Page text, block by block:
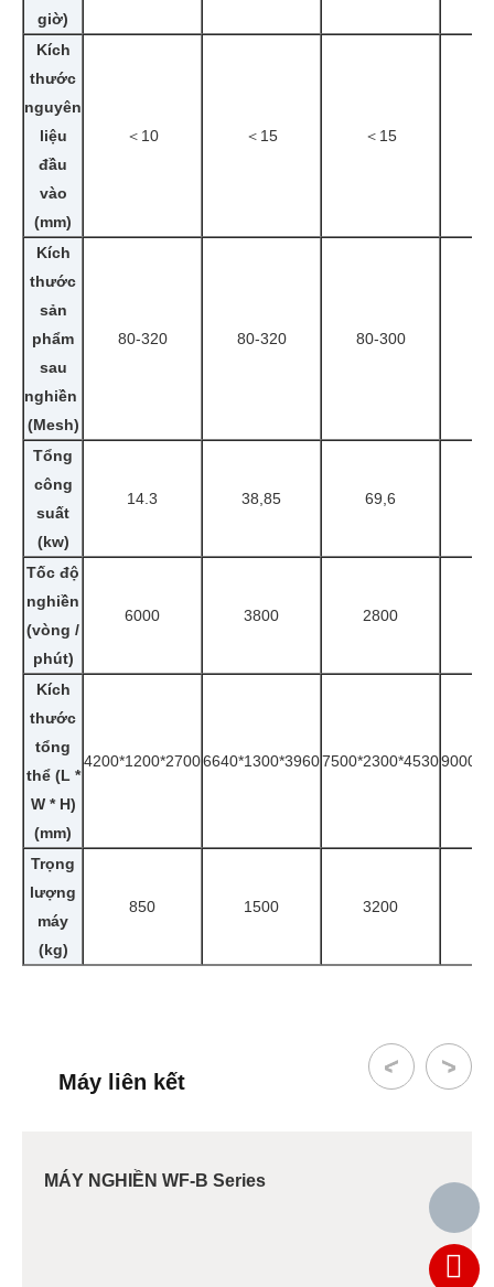
giờ)
Kích
thước
nguyên
liệu
đầu
vào
(mm)
＜10 ＜15 ＜15
Kích
thước
sản
phẩm
sau
nghiền
(Mesh)
80-320 80-320 80-300
Tổng
công
suất
(kw)
14.3 38,85 69,6
Tốc độ
nghiền
(vòng /
phút)
6000 3800 2800
Kích
thước
tổng
thể (L *
W * H)
(mm)
4200*1200*27006640*1300*39607500*2300*4530
Trọng
lượng
máy
(kg)
850 1500 3200
Máy liên kết
MÁY NGHIỀN WF-B Series